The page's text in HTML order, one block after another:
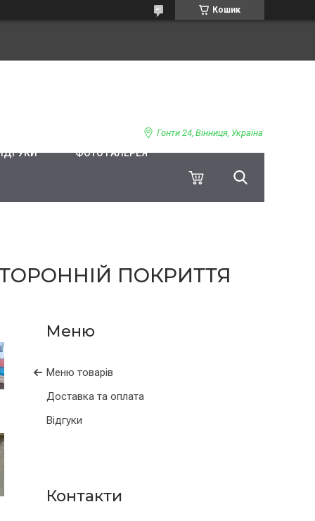
Кошик
Гонти 24, Вінниця, Україна
ФОТО ГАЛЕРЕЯ
ПОКРИТТЯ
Меню товарів
Доставка та оплата
Відгуки
Контакти